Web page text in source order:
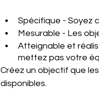
Spécifique - Soyez
Mesurable - Les
Atteignable et
mettez pas votre
Créez un objectif que
disponibles.